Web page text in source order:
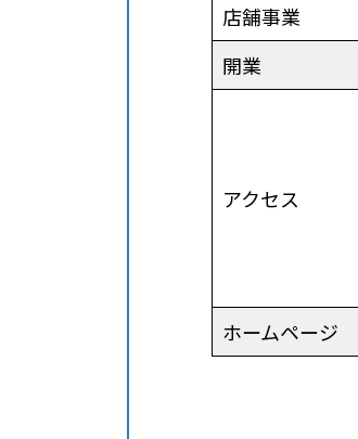
店舗事業
開業
アクセス
ホームページ